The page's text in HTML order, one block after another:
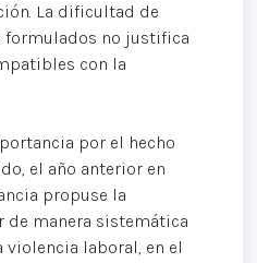
La dificultad de
formulados no justifica
con la
por el hecho
el año anterior en
propuse la
de manera sistemática
laboral, en el